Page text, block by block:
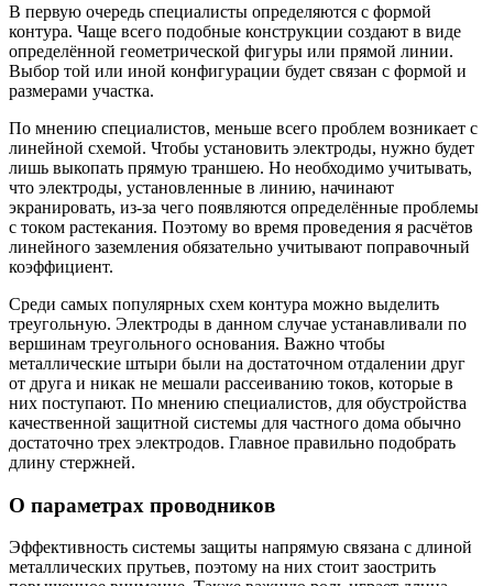
В первую очередь специалисты определяются с формой
контура. Чаще всего подобные конструкции создают в виде
определённой геометрической фигуры или прямой линии.
Выбор той или иной конфигурации будет связан с формой и
размерами участка.
По мнению специалистов, меньше всего проблем возникает с
линейной схемой. Чтобы установить электроды, нужно будет
лишь выкопать прямую траншею. Но необходимо учитывать,
что электроды, установленные в линию, начинают
экранировать, из-за чего появляются определённые проблемы
с током растекания. Поэтому во время проведения я расчётов
линейного заземления обязательно учитывают поправочный
коэффициент.
Среди самых популярных схем контура можно выделить
треугольную. Электроды в данном случае устанавливали по
вершинам треугольного основания. Важно чтобы
металлические штыри были на достаточном отдалении друг
от друга и никак не мешали рассеиванию токов, которые в
них поступают. По мнению специалистов, для обустройства
качественной защитной системы для частного дома обычно
достаточно трех электродов. Главное правильно подобрать
длину стержней.
О параметрах проводников
Эффективность системы защиты напрямую связана с длиной
металлических прутьев, поэтому на них стоит заострить